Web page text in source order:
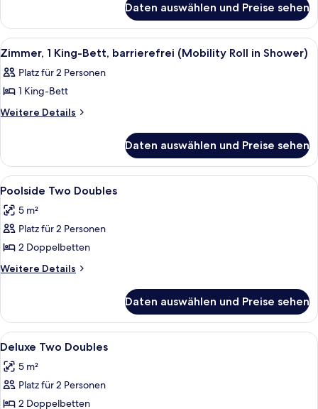
(Poolside)
anzeigen
Zimmer,
1 King-
Bett
Daten auswählen und Preise sehen
Alle
Fotos
für
Zimmer,
1 King-
(Mobility
Roll
in
Shower)
anzeigen
Ein modernes Hotelzimmer mit
8
Zimmer, 1 King-Bett, barrierefrei (Mobility Roll in Shower)
Platz für 2 Personen
1 King-Bett
Weitere Details
Weitere
1 King-
Bett,
barrierefrei
Roll
in
Daten auswählen und Preise sehen
Alle
Fotos
für
Poolside
Two
Doubles
Ein Hotelzimmer mit zwei Betten,
5
Poolside Two Doubles
5 m²
Platz für 2 Personen
2 Doppelbetten
Weitere Details
Weitere
Two
Doubles
Daten auswählen und Preise sehen
Alle
Fotos
für
Deluxe
Two
Ein Hotelzimmer mit zwei Betten,
5
Deluxe Two Doubles
5 m²
Platz für 2 Personen
2 Doppelbetten